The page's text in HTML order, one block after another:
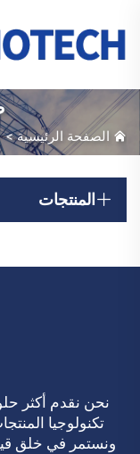
الصفحة الرئيسية>
المنتجات
نحن نقدم أكثر
تكنولوجيا
ونستمر في خلق